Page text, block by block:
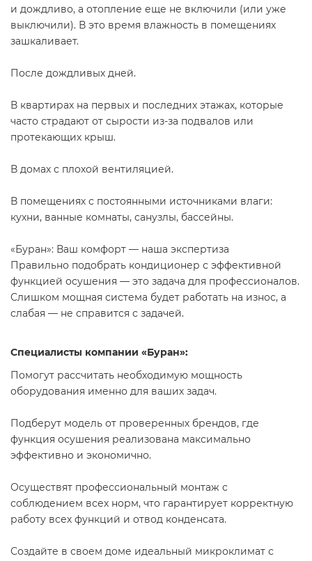
и дождливо, а отопление еще не включили (или уже
выключили). В это время влажность в помещениях
зашкаливает.
После дождливых дней.
В квартирах на первых и последних этажах, которые
часто страдают от сырости из-за подвалов или
протекающих крыш.
В домах с плохой вентиляцией.
В помещениях с постоянными источниками влаги:
кухни, ванные комнаты, санузлы, бассейны.
«Буран»: Ваш комфорт — наша экспертиза
Правильно подобрать кондиционер с эффективной
функцией осушения — это задача для профессионалов.
Слишком мощная система будет работать на износ, а
слабая — не справится с задачей.
Специалисты компании «Буран»:
Помогут рассчитать необходимую мощность
оборудования именно для ваших задач.
Подберут модель от проверенных брендов, где
функция осушения реализована максимально
эффективно и экономично.
Осуществят профессиональный монтаж с
соблюдением всех норм, что гарантирует корректную
работу всех функций и отвод конденсата.
Создайте в своем доме идеальный микроклимат с